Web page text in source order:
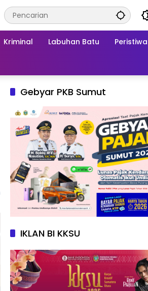
Kriminal Labuhan Batu Peristiwa
Gebyar PKB Sumut
IKLAN BI KKSU